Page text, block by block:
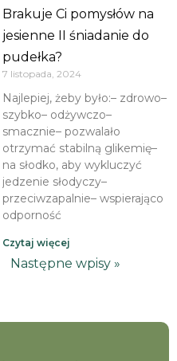
Brakuje Ci pomysłów na
jesienne II śniadanie do
pudełka?
7 listopada, 2024
Najlepiej, żeby było:– zdrowo–
szybko– odżywczo–
smacznie– pozwalało
otrzymać stabilną glikemię–
na słodko, aby wykluczyć
jedzenie słodyczy–
przeciwzapalnie– wspierająco
odporność
Czytaj więcej
Następne wpisy »